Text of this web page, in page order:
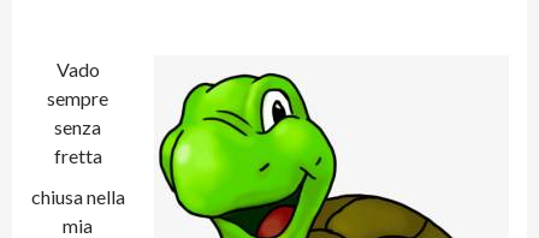
Vado
sempre
senza
fretta
chiusa nella
mia